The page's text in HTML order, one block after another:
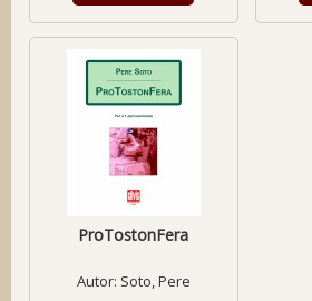
ProTostonFera
Autor: Soto, Pere